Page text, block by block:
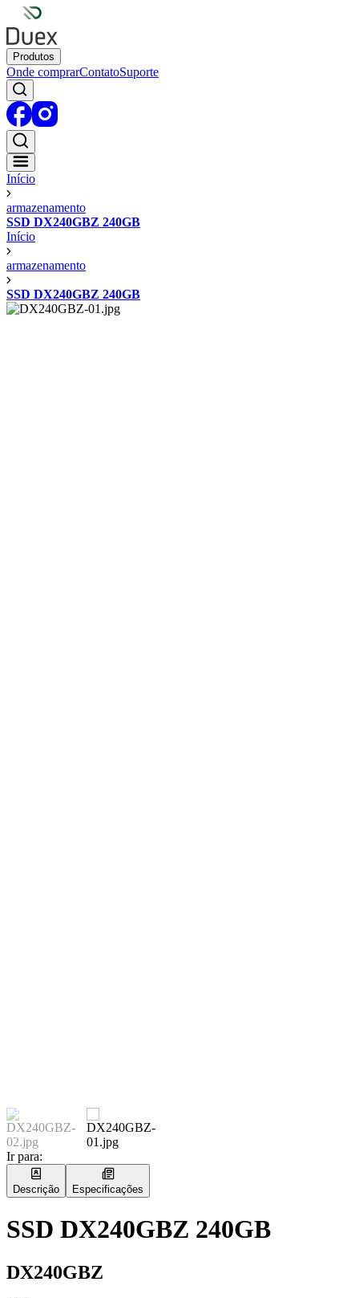
Produtos
Onde comprarContatoSuporte
Início
armazenamento
SSD DX240GBZ 240GB
Início
armazenamento
SSD DX240GBZ 240GB
Ir para:
Descrição Especificações
SSD DX240GBZ 240GB
DX240GBZ